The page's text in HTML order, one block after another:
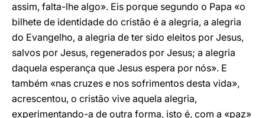
assim, falta-lhe algo». Eis porque segundo o Papa «o
bilhete de identidade do cristão é a alegria, a alegria
do Evangelho, a alegria de ter sido eleitos por Jesus,
salvos por Jesus, regenerados por Jesus; a alegria
daquela esperança que Jesus espera por nós». E
também «nas cruzes e nos sofrimentos desta vida»,
acrescentou, o cristão vive aquela alegria,
experimentando-a de outra forma, isto é, com a «paz»